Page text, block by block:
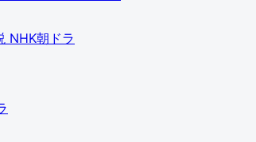
NHK朝ドラ